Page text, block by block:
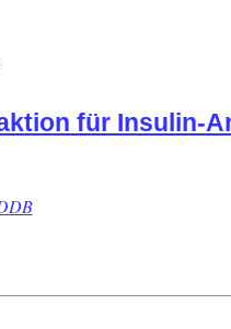
für Insulin-